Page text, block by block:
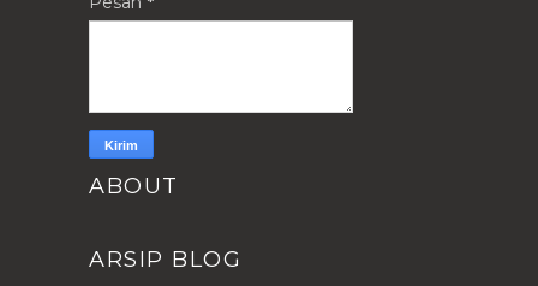
ABOUT
ARSIP BLOG